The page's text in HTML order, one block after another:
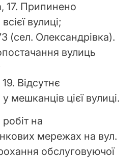
17. Припинено
вулиці;
(сел. Олександрівка).
вулиць
Відсутнє
мешканців цієї вулиці.
на
мережах на вул.
обслуговуючої